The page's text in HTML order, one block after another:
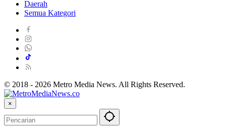
Daerah
Semua Kategori
© 2018 - 2026 Metro Media News. All Rights Reserved.
×